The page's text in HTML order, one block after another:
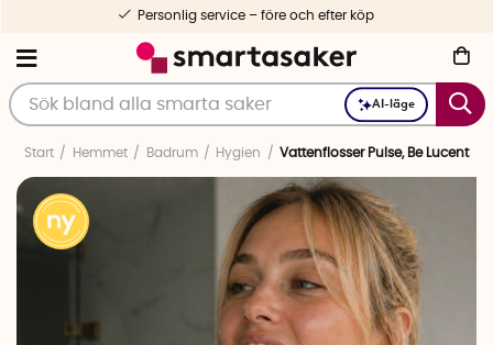
AI-läge
Personlig service – före och efter köp
Start Hemmet Badrum Hygien Vattenflosser Pulse, Be Lucent